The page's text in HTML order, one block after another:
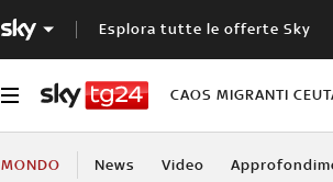
Esplora tutte le offerte Sky
CAOS MIGRANTI
MONDO News Video